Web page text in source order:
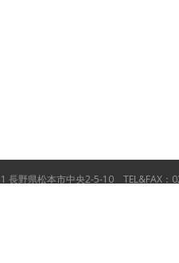
長野県松本市中央2-5-10 TEL&FAX